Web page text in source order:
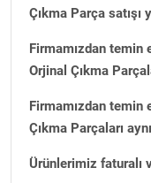
Çıkma Parça satışı
Firmamızdan temin
Orjinal Çıkma
Firmamızdan temin
Çıkma Parçaları
Ürünlerimiz faturalı